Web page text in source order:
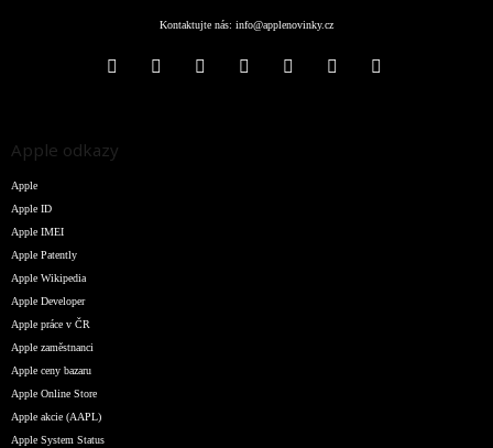
Kontaktujte nás: info@applenovinky.cz
Apple odkazy
Apple
Apple ID
Apple IMEI
Apple Patently
Apple Wikipedia
Apple Developer
Apple práce v ČR
Apple zaměstnanci
Apple ceny bazaru
Apple Online Store
Apple akcie (AAPL)
Apple System Status